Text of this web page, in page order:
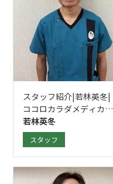
スタッフ紹介|若林英冬|
ココロカラダメディカル
整体院 立川南口院
若林英冬
スタッフ